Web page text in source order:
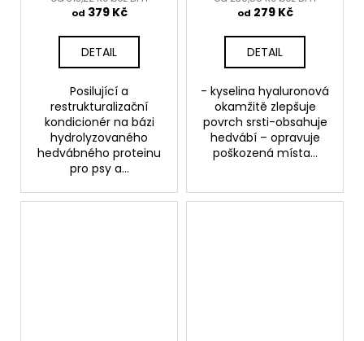
od 379 Kč
DETAIL
Posilující a
restrukturalizační
kondicionér na bázi
hydrolyzovaného
hedvábného proteinu
pro psy a...
Conditioner
od 279 Kč
DETAIL
- kyselina hyaluronová
okamžitě zlepšuje
povrch srsti-obsahuje
hedvábí – opravuje
poškozená místa...